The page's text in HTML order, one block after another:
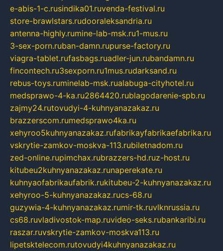
e-abis-1-c.rusindika01.ruvenda-festival.ru
store-brawlstars.rudooraleksandria.ru
antenna-highly.rumine-lab-msk.ru1-mus.ru
3-sex-porn.ruban-damn.rupurse-factory.ru
viagra-tablet.rufasbags.ruadler-jun.rubandamn.ru
fincontech.ru3sexporn.ru1mus.rudarksand.ru
rebus-toys.ruminelab-msk.rualabuga-cityhotel.ru
medsprawo-4-ka.ru2864420.rublagodarenie-spb.ru
zajmy24.rutovudyi-4-kuhnyanazakaz.ru
brazzerscom.rumedsprawo4ka.ru
xehyroo5kuhnyanazakaz.rufabrikayfabrikaefabrika.ru
vskrytie-zamkov-moskva-113.rubiletnadom.ru
zed-online.rupimchax.rubrazzers-hd.ruz-host.ru
kitubeu2kuhnyanazakaz.runaperekate.ru
kuhnyaofabrikaufabrik.rukitubeu-2-kuhnyanazakaz.ru
xehyroo-5-kuhnyanazakaz.rucs-68.ru
guzywia-4-kuhnyanazakaz.rumir-tk.ruvlknrussia.ru
cs68.ruvladivostok-map.ruvideo-seks.rubankaribi.ru
raszar.ruvskrytie-zamkov-moskva113.ru
lipetsktelecom.rutovudyi4kuhnyanazakaz.ru